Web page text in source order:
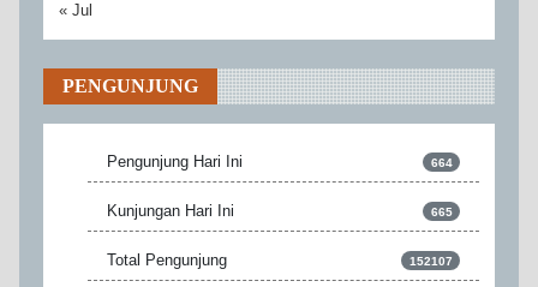
« Jul
PENGUNJUNG
Pengunjung Hari Ini 664
Kunjungan Hari Ini 665
Total Pengunjung 152107